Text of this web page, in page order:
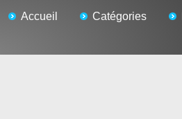
Accueil Catégories